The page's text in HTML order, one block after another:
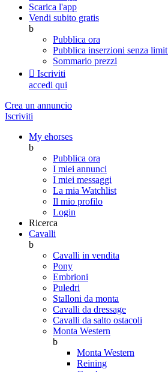
Scarica l'app
Vendi subito gratis
b
Pubblica ora
Pubblica inserzioni senza limit
Sommario prezzi
 Iscriviti
accedi qui
Crea un annuncio
Iscriviti
My ehorses
b
Pubblica ora
I miei annunci
I miei messaggi
La mia Watchlist
Il mio profilo
Login
Ricerca
Cavalli
b
Cavalli in vendita
Pony
Embrioni
Puledri
Stalloni da monta
Cavalli da dressage
Cavalli da salto ostacoli
Monta Western
b
Monta Western
Reining